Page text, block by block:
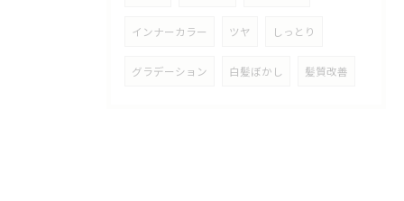
インナーカラー ツヤ しっとり
グラデーション 白髪ぼかし 髪質改善